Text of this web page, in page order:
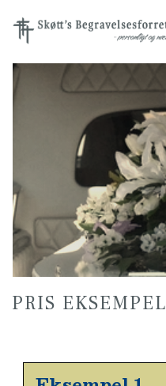
hovedindhold
PRIS EKSEMPEL